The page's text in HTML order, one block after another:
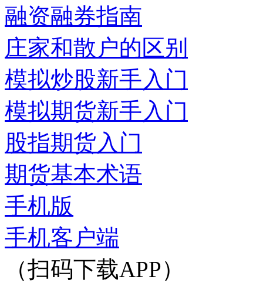
融资融券指南
庄家和散户的区别
模拟炒股新手入门
模拟期货新手入门
股指期货入门
期货基本术语
手机版
手机客户端
（扫码下载APP）